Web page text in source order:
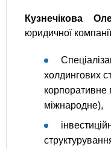
Кузнечікова
юридичної
холдингових
корпоративне
міжнародне),